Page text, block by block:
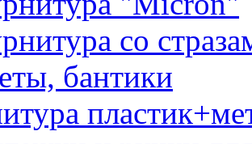
со
бантики